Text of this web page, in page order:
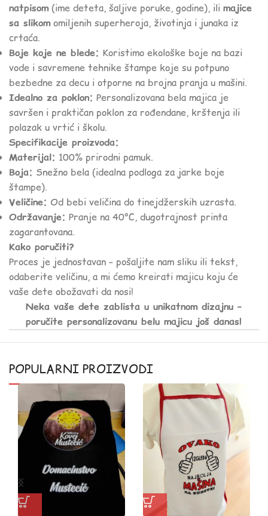
natpisom(ime deteta, šaljive poruke, godine), ili majice
sa slikomomiljenih superheroja, životinja i junaka iz
crtaća.
Boje koje ne blede: Koristimo ekološke boje na bazi
vode i savremene tehnike štampe koje su potpuno
bezbedne za decu i otporne na brojna pranja u mašini.
Idealno za poklon: Personalizovana bela majica je
savršen i praktičan poklon za rođendane, krštenja ili
polazak u vrtić i školu.
Specifikacije proizvoda:
Materijal: 100% prirodni pamuk.
Boja: Snežno bela (idealna podloga za jarke boje
štampe).
Veličine: Od bebi veličina do tinejdžerskih uzrasta.
Održavanje: Pranje na 40°C, dugotrajnost printa
zagarantovana.
Kako poručiti?
Proces je jednostavan – pošaljite nam sliku ili tekst,
odaberite veličinu, a mi ćemo kreirati majicu koju će
vaše dete obožavati da nosi!
Neka vaše dete zablista u unikatnom dizajnu –
poručite personalizovanu belu majicu još danas!
POPULARNI PROIZVODI